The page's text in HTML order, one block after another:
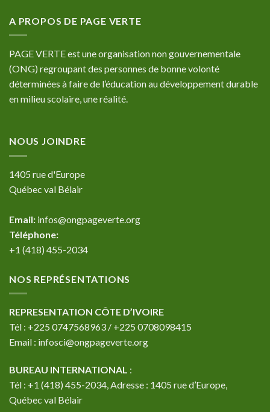
A PROPOS DE PAGE VERTE
PAGE VERTE est une organisation non gouvernementale
(ONG) regroupant des personnes de bonne volonté
déterminées à faire de l’éducation au développement durable
en milieu scolaire, une réalité.
NOUS JOINDRE
1405 rue d'Europe
Québec val Bélair
Email: infos@ongpageverte.org
Téléphone:
+1 (418) 455-2034
NOS REPRÉSENTATIONS
REPRESENTATION CÔTE D’IVOIRE
Tél : +225 0747568963 / +225 0708098415
Email : infosci@ongpageverte.org
BUREAU INTERNATIONAL :
Tél : +1 (418) 455-2034, Adresse : 1405 rue d’Europe,
Québec val Bélair